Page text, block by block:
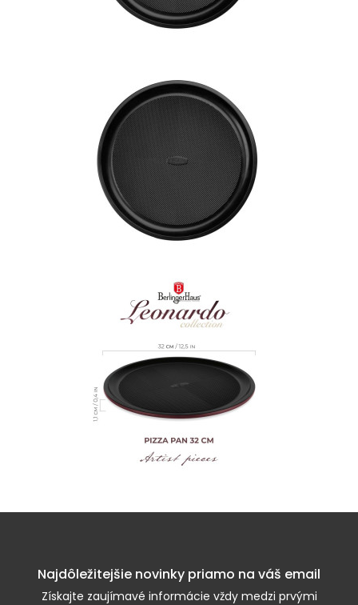
Najdôležitejšie novinky priamo na váš email
Získajte zaujímavé informácie vždy medzi prvými